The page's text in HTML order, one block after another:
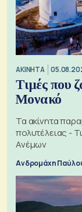
ΑΚΙΝΗΤΑ
Τιμές που
Μονακό
Τα ακίνητα
πολυτέλειας -
Ανέμων
Ανδρομάχη